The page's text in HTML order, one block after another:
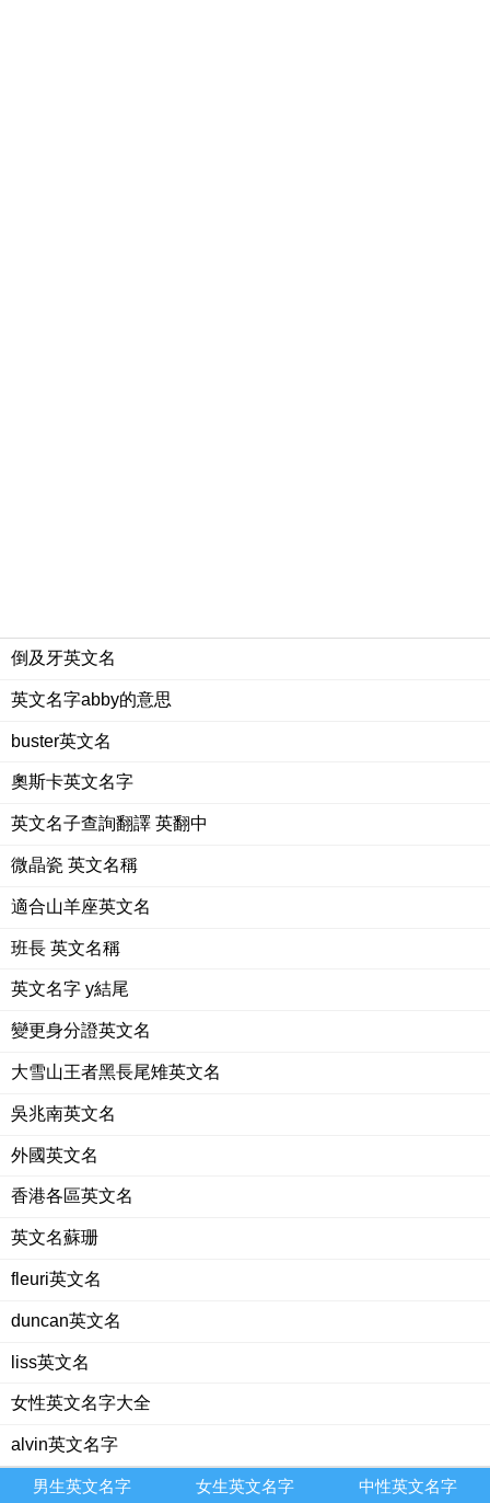
倒及牙英文名
英文名字abby的意思
buster英文名
奧斯卡英文名字
英文名子查詢翻譯 英翻中
微晶瓷 英文名稱
適合山羊座英文名
班長 英文名稱
英文名字 y結尾
變更身分證英文名
大雪山王者黑長尾雉英文名
吳兆南英文名
外國英文名
香港各區英文名
英文名蘇珊
fleuri英文名
duncan英文名
liss英文名
女性英文名字大全
alvin英文名字
男生英文名字 女生英文名字 中性英文名字